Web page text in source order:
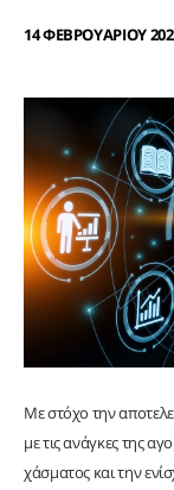
14 ΦΕΒΡΟΥΑΡΙΟΥ
Με στόχο την
με τις ανάγκες της
χάσματος και την